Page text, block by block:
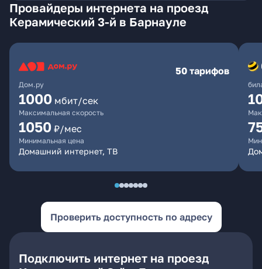
Провайдеры интернета на проезд
Керамический 3-й в Барнауле
Дом.ру
50 тарифов
1000 мбит/сек
Максимальная скорость
1050 ₽/мес
Минимальная цена
Домашний интернет, ТВ
Проверить доступность по адресу
Подключить интернет на проезд